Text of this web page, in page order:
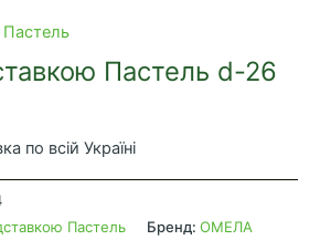
Пастель
Пастель d-26
по всій Україні
Пастель Бренд: ОМЕЛА